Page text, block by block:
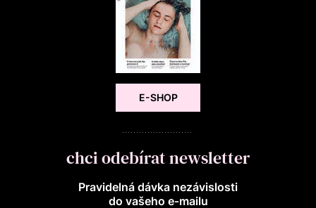
E-SHOP
chci odebírat newsletter
Pravidelná dávka nezávislosti
do vašeho e‑mailu